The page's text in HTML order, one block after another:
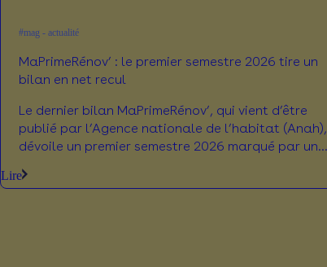
#mag - actualité
MaPrimeRénov’ : le premier semestre 2026 tire un
bilan en net recul
Le dernier bilan MaPrimeRénov’, qui vient d’être
publié par l’Agence nationale de l’habitat (Anah),
dévoile un premier semestre 2026 marqué par un
décrypte ensemble les conclusions à tirer de ces
Lire